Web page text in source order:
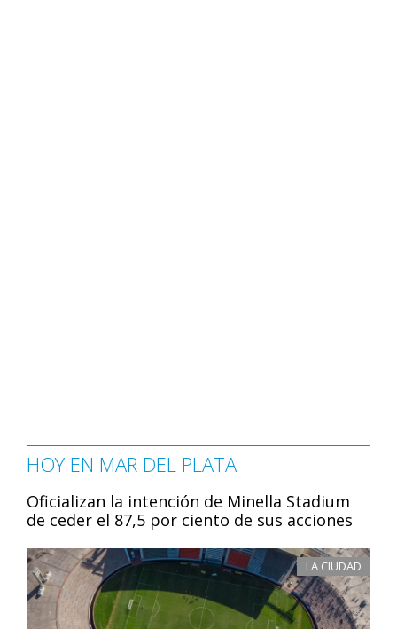
HOY EN MAR DEL PLATA
Oficializan la intención de Minella Stadium
de ceder el 87,5 por ciento de sus acciones
LA CIUDAD